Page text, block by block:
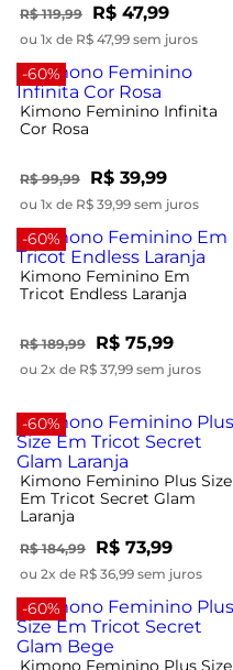
R$ 119,99 R$ 47,99
ou 1x de R$ 47,99 sem juros
-60%
Kimono Feminino Infinita
Cor Rosa
R$ 99,99 R$ 39,99
ou 1x de R$ 39,99 sem juros
-60%
Kimono Feminino Em
Tricot Endless Laranja
R$ 189,99 R$ 75,99
ou 2x de R$ 37,99 sem juros
-60%
Kimono Feminino Plus Size
Em Tricot Secret Glam
Laranja
R$ 184,99 R$ 73,99
ou 2x de R$ 36,99 sem juros
-60%
Kimono Feminino Plus Size